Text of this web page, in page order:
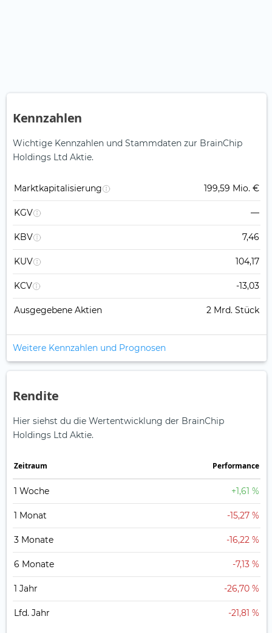
Kennzahlen
Wichtige Kennzahlen und Stammdaten zur BrainChip
Holdings Ltd Aktie.
Marktkapitalisierung 199,59 Mio. €
KGV —
KBV 7,46
KUV 104,17
KCV -13,03
Ausgegebene Aktien 2 Mrd. Stück
Weitere Kennzahlen und Prognosen
Rendite
Hier siehst du die Wertentwicklung der BrainChip
Holdings Ltd Aktie.
Zeitraum Perfor­mance
1 Woche +1,61 %
1 Monat -15,27 %
3 Monate -16,22 %
6 Monate -7,13 %
1 Jahr -26,70 %
Lfd. Jahr -21,81 %